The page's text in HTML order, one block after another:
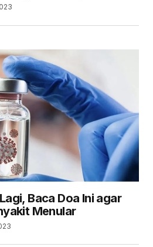
Baca Doa Ini agar
Menular